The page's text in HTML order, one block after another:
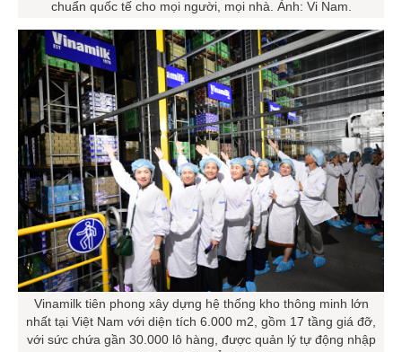
chuẩn quốc tế cho mọi người, mọi nhà. Ảnh: Vi Nam.
Vinamilk tiên phong xây dựng hệ thống kho thông minh lớn
nhất tại Việt Nam với diện tích 6.000 m2, gồm 17 tầng giá đỡ,
với sức chứa gần 30.000 lô hàng, được quản lý tự động nhập